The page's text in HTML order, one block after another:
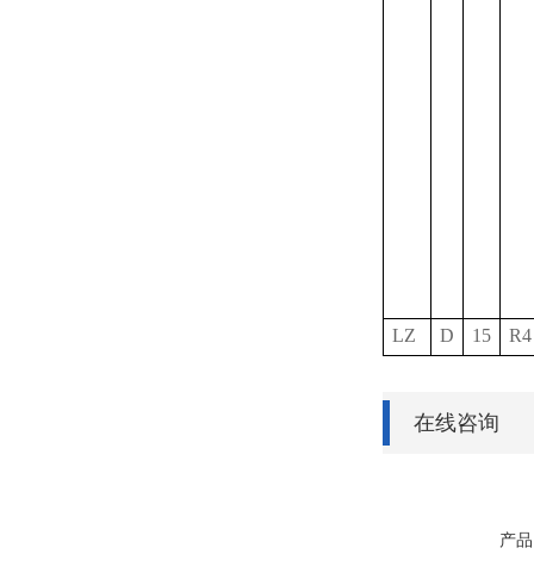
LZ D 15 R4
在线咨询
产